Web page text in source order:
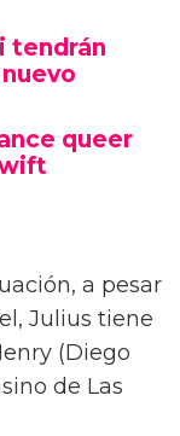
tendrán
queer
a pesar
Julius tiene
(Diego
de Las